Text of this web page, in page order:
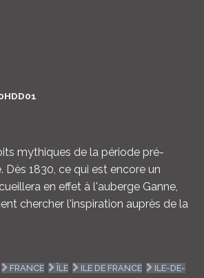
mythiques de la période pré-
Dès 1830, ce qui est encore un
en effet à l'auberge Ganne,
chercher l'inspiration auprès de la
FRANCE ÎLE ILE DE FRANCE
ILE-DE-